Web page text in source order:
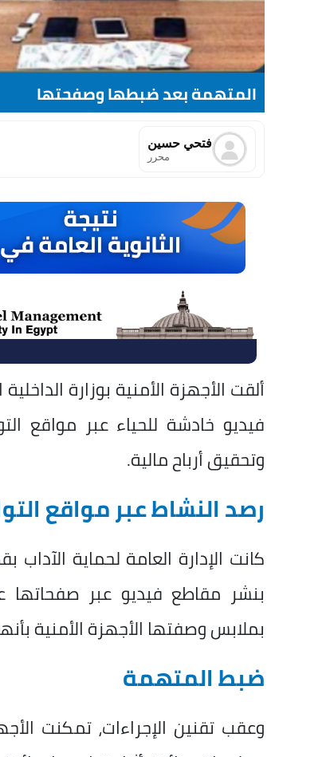
المتهمة بعد ضبطها وصفحتها
فتحي حسين
محرر
ألقت الأجهزة الأمنية بوزارة
فيديو خادشة للحياء عبر مواقع
وتحقيق أرباح مالية.
رصد النشاط عبر مواقع
كانت الإدارة العامة لحماية
بنشر مقاطع فيديو عبر صفحاتها
بملابس وصفتها الأجهزة الأمنية
ضبط المتهمة
وعقب تقنين الإجراءات، تمكنت